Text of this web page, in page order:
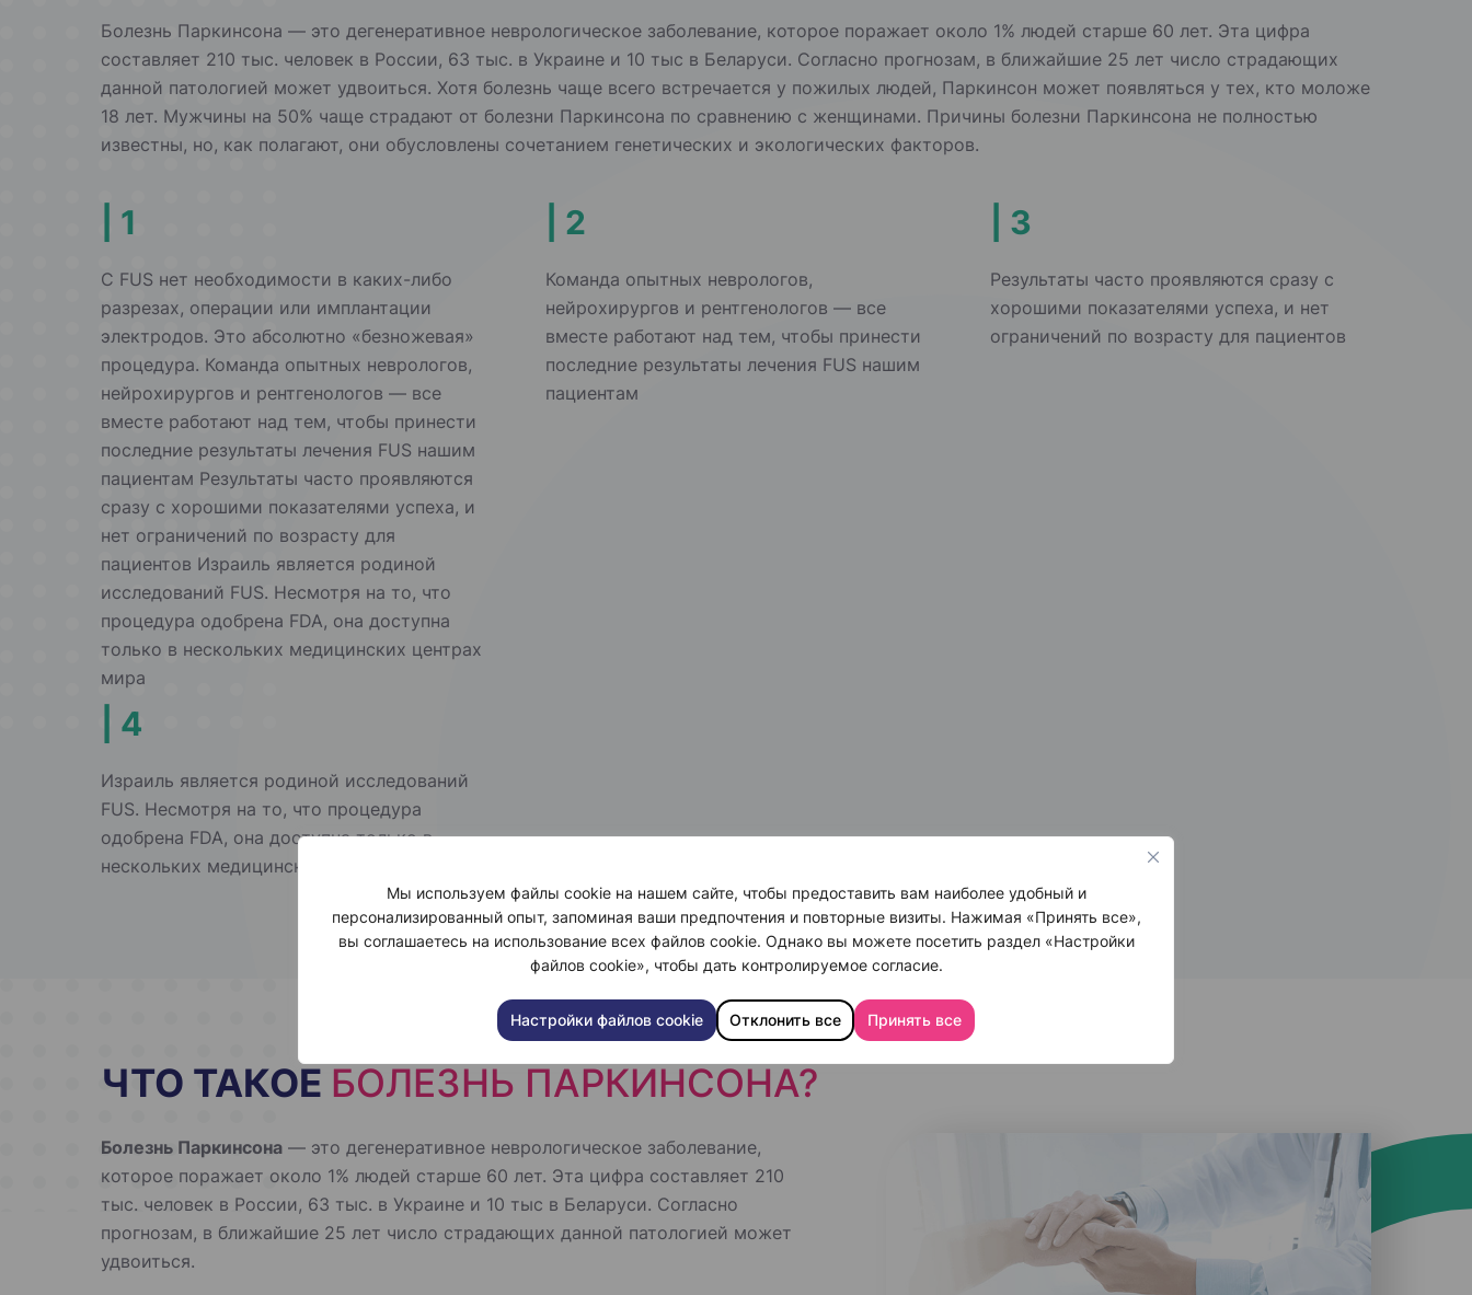
Мы используем файлы cookie на нашем сайте, чтобы предоставить вам наиболее удобный и
персонализированный опыт, запоминая ваши предпочтения и повторные визиты. Нажимая «Принять все»,
вы соглашаетесь на использование всех файлов cookie. Однако вы можете посетить раздел «Настройки
файлов cookie», чтобы дать контролируемое согласие.
Настройки файлов cookie Отклонить все Принять все
Болезнь Паркинсона — это дегенеративное неврологическое заболевание, которое поражает около 1% людей старше 60 лет. Эта цифра
составляет 210 тыс. человек в России, 63 тыс. в Украине и 10 тыс в Беларуси. Согласно прогнозам, в ближайшие 25 лет число страдающих
данной патологией может удвоиться. Хотя болезнь чаще всего встречается у пожилых людей, Паркинсон может появляться у тех, кто моложе
18 лет. Мужчины на 50% чаще страдают от болезни Паркинсона по сравнению с женщинами. Причины болезни Паркинсона не полностью
известны, но, как полагают, они обусловлены сочетанием генетических и экологических факторов.
| 1
С FUS нет необходимости в каких-либо
разрезах, операции или имплантации
электродов. Это абсолютно «безножевая»
процедура. Команда опытных неврологов,
нейрохирургов и рентгенологов — все
вместе работают над тем, чтобы принести
последние результаты лечения FUS нашим
пациентам Результаты часто проявляются
сразу с хорошими показателями успеха, и
нет ограничений по возрасту для
пациентов Израиль является родиной
исследований FUS. Несмотря на то, что
процедура одобрена FDA, она доступна
только в нескольких медицинских центрах
мира
| 2
Команда опытных неврологов,
нейрохирургов и рентгенологов — все
вместе работают над тем, чтобы принести
последние результаты лечения FUS нашим
пациентам
| 3
Результаты часто проявляются сразу с
хорошими показателями успеха, и нет
ограничений по возрасту для пациентов
| 4
Израиль является родиной исследований
FUS. Несмотря на то, что процедура
одобрена FDA, она доступна только в
нескольких медицинских центрах мира
ЧТО ТАКОЕ БОЛЕЗНЬ ПАРКИНСОНА?
Болезнь Паркинсона — это дегенеративное неврологическое заболевание,
которое поражает около 1% людей старше 60 лет. Эта цифра составляет 210
тыс. человек в России, 63 тыс. в Украине и 10 тыс в Беларуси. Согласно
прогнозам, в ближайшие 25 лет число страдающих данной патологией может
удвоиться.